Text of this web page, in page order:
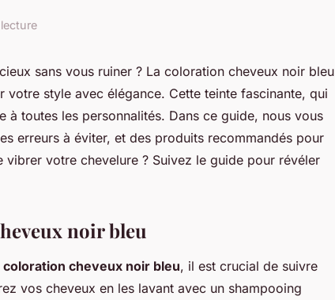
sans vous ruiner ? La coloration cheveux noir bleu
style avec élégance. Cette teinte fascinante, qui
toutes les personnalités. Dans ce guide, nous vous
erreurs à éviter, et des produits recommandés pour
votre chevelure ? Suivez le guide pour révéler
noir bleu
coloration cheveux noir bleu, il est crucial de suivre
vos cheveux en les lavant avec un shampooing